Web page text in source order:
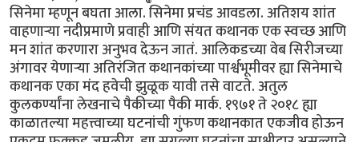
सिनेमा म्हणून बघता आला. सिनेमा प्रचंड आवडला. अतिशय शांत
वाहणाऱ्या नदीप्रमाणे प्रवाही आणि संयत कथानक एक स्वच्छ आणि
मन शांत करणारा अनुभव देऊन जातं. आलिकडच्या वेब सिरीजच्या
अंगावर येणाऱ्या अतिरंजित कथानकांच्या पार्श्वभूमीवर ह्या सिनेमाचे
कथानक एका मंद हवेची झुळूक यावी तसे वाटते. अतुल
कुलकर्ण्यांना लेखनाचे पैकीच्या पैकी मार्क. १९७१ ते २०१८ ह्या
काळातल्या महत्त्वाच्या घटनांची गुंफण कथानकात एकजीव होऊन